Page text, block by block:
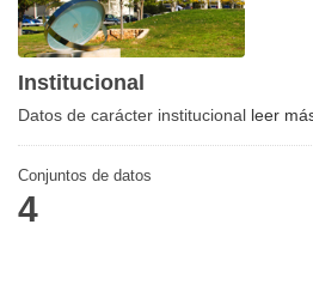
Institucional
Datos de carácter institucional leer
Conjuntos de datos
4